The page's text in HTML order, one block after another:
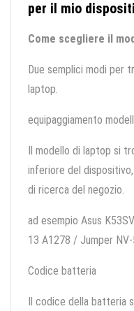
per il mio
Come scegliere il
Due semplici modi per
laptop.
equipaggiamento
Il modello di laptop si
inferiore del
di ricerca del negozio.
ad esempio Asus
13 A1278 / Jumper
Codice batteria
Il codice della batteria